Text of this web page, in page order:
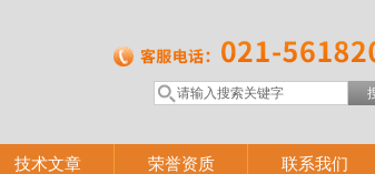
技术文章 荣誉资质 联系我们